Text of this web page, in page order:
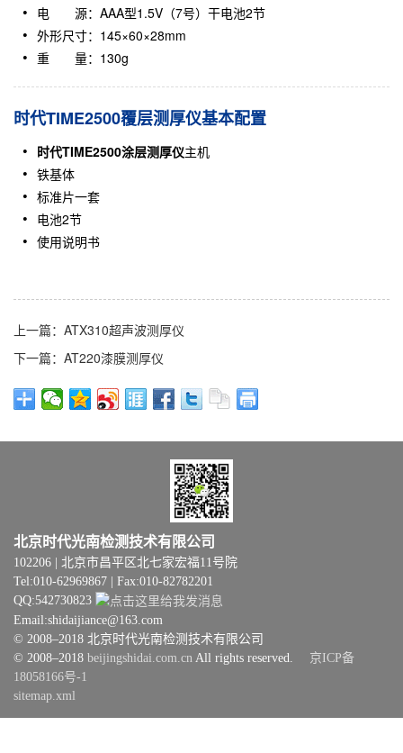
电 源：AAA型1.5V（7号）干电池2节
外形尺寸：145×60×28mm
重 量：130g
时代TIME2500覆层测厚仪基本配置
时代TIME2500涂层测厚仪主机
铁基体
标准片一套
电池2节
使用说明书
上一篇：ATX310超声波测厚仪
下一篇：AT220漆膜测厚仪
北京时代光南检测技术有限公司
102206 | 北京市昌平区北七家宏福11号院
Tel:010-62969867 | Fax:010-82782201
QQ:542730823
Email:shidaijiance@163.com
© 2008–2018 北京时代光南检测技术有限公司
© 2008–2018 beijingshidai.com.cn All rights reserved. 京ICP备
18058166号-1
sitemap.xml